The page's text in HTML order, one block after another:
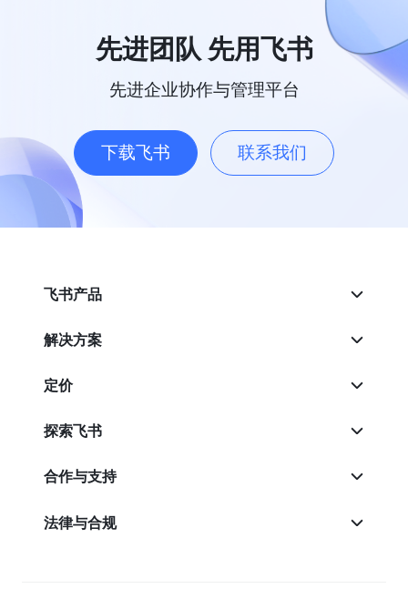
先进团队 先用飞书
先进企业协作与管理平台
下载飞书 联系我们
飞书产品
解决方案
定价
探索飞书
合作与支持
法律与合规